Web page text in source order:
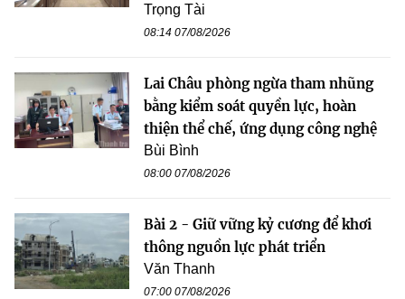
Trọng Tài
08:14 07/08/2026
Lai Châu phòng ngừa tham nhũng
bằng kiểm soát quyền lực, hoàn
thiện thể chế, ứng dụng công nghệ
Bùi Bình
08:00 07/08/2026
Bài 2 - Giữ vững kỷ cương để khơi
thông nguồn lực phát triển
Văn Thanh
07:00 07/08/2026